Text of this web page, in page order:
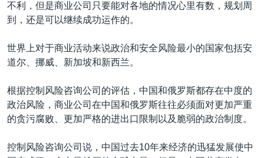
不利，但是商业公司只要能对各地的情况心里有数，规划周
到，还是可以继续成功运作的。
世界上对于商业活动来说政治和安全风险最小的国家包括安
道尔、挪威、新加坡和新西兰。
根据控制风险咨询公司的评估，中国和俄罗斯都存在中度的
政治风险，商业公司在中国和俄罗斯往往必须面对更加严重
的贪污腐败、更加严格的进出口限制以及脆弱的政治制度。
控制风险咨询公司说，中国过去10年来经济的迅猛发展使中